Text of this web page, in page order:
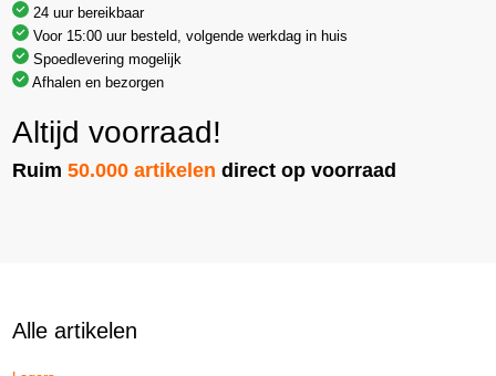
24 uur bereikbaar
Voor 15:00 uur besteld, volgende werkdag in huis
Spoedlevering mogelijk
Afhalen en bezorgen
Altijd voorraad!
Ruim50.000 artikelen direct op voorraad
Alle artikelen